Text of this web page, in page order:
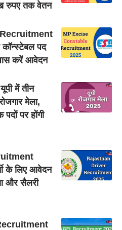
रुपए तक वेतन
पद
पास करें आवेदन
में तीन
मेला,
पर होंगी
के लिए आवेदन
और सैलरी